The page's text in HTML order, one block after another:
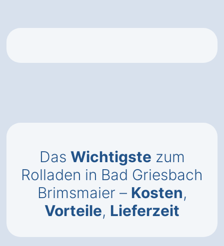
Das Wichtigste zum
Rolladen in Bad Griesbach
Brimsmaier – Kosten,
Vorteile, Lieferzeit